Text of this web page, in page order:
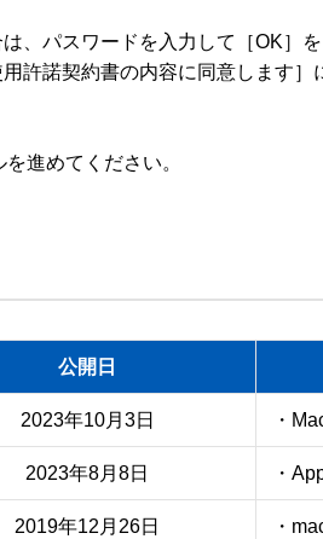
パスワードを入力して［OK］を
諾契約書の内容に同意します］
公開日
2023年10月3日 ・
2023年8月8日 ・
2019年12月26日 ・